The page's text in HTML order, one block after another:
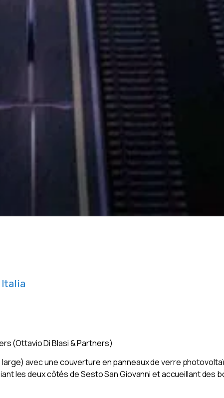
Italia
(Ottavio Di Blasi & Partners)
avec une couverture en panneaux de verre
les deux côtés de Sesto San Giovanni et accueillant des